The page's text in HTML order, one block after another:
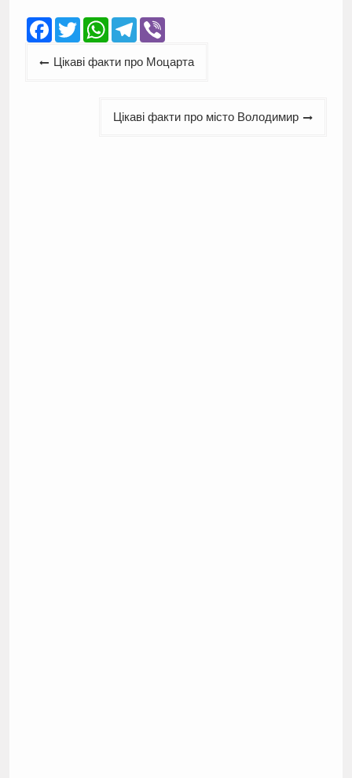
Facebook
TwitterWhatsApp
Telegram
Viber
Навігація
Цікаві факти про Моцарта
Цікаві факти про місто Володимир